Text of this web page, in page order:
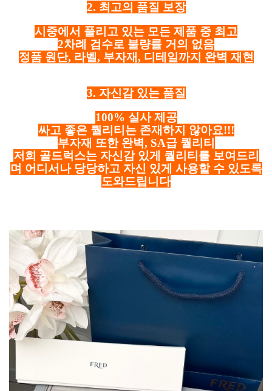
2. 최고의 품질 보장
시중에서 풀리고 있는 모든 제품 중 최고
2차례 검수로 불량률 거의 없음
정품 원단, 라벨, 부자재, 디테일까지 완벽 재현
3. 자신감 있는 품질
100% 실사 제공
싸고 좋은 퀄리티는 존재하지 않아요!!!
부자재 또한 완벽, SA급 퀄리티
저희 골드럭스는 자신감 있게 퀄리티를 보여드리
며 어디서나 당당하고 자신 있게 사용할 수 있도록
도와드립니다